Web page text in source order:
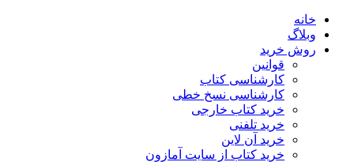
خانه
وبلاگ
روش خرید
قوانین
کارشناسی کتاب
کارشناسی نسخ خطی
خرید کتاب خارجی
خرید تلفنی
خرید آن لاین
خرید کتاب از سایت آمازون